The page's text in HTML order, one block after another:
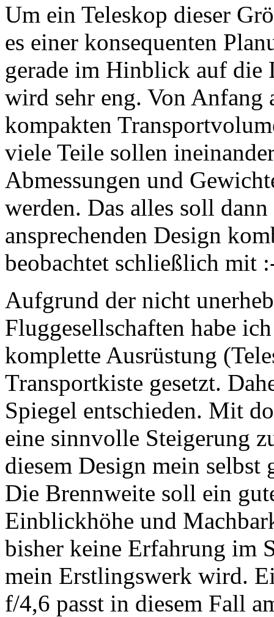
Um ein Teleskop dieser
es einer konsequenten
gerade im Hinblick auf die
wird sehr eng. Von Anfang
kompakten
viele Teile sollen
Abmessungen und
werden. Das alles soll
ansprechenden Design
beobachtet schließlich mit
Aufgrund der nicht
Fluggesellschaften habe
komplette Ausrüstung
Transportkiste gesetzt.
Spiegel entschieden. Mit
eine sinnvolle Steigerung
diesem Design mein selbst
Die Brennweite soll ein
Einblickhöhe und
bisher keine Erfahrung im
mein Erstlingswerk wird.
f/4,6 passt in diesem Fall